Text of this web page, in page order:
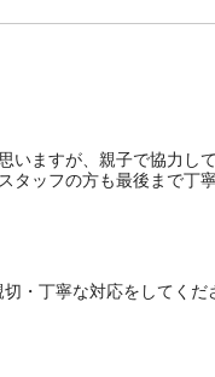
いますが、親子で協力し
タッフの方も最後まで丁
・丁寧な対応をしてく